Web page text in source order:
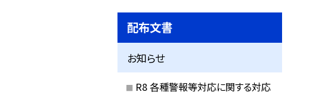
配布文書
お知らせ
R8 各種警報等対応に関する対応